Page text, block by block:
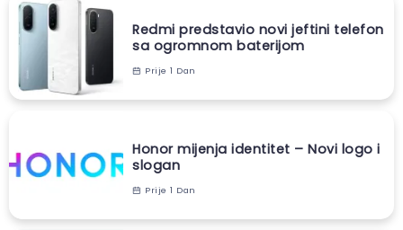
Redmi predstavio novi jeftini telefon
sa ogromnom baterijom
Prije 1 Dan
Honor mijenja identitet – Novi logo i
slogan
Prije 1 Dan